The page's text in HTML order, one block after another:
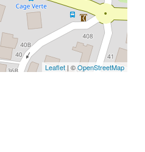
Leaflet | ©OpenStreetMap